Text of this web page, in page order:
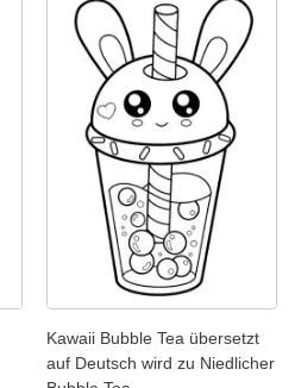
Kawaii Bubble Tea übersetzt
auf Deutsch wird zu Niedlicher